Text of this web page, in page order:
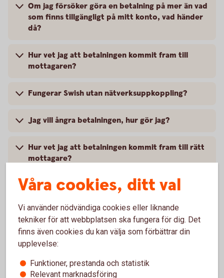
Om jag försöker göra en betalning på mer än vad
som finns tillgängligt på mitt konto, vad händer
då?
Hur vet jag att betalningen kommit fram till
mottagaren?
Fungerar Swish utan nätverksuppkoppling?
Jag vill ångra betalningen, hur gör jag?
Hur vet jag att betalningen kommit fram till rätt
mottagare?
Telefontyp
Våra cookies, ditt val
Vi använder nödvändiga cookies eller liknande
tekniker för att webbplatsen ska fungera för dig. Det
finns även cookies du kan välja som förbättrar din
upplevelse:
Funktioner, prestanda och statistik
Relevant marknadsföring